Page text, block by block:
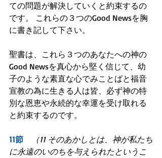
ての問題が解決していくと約束するの
です。 これらの３つのGood Newsを胸
に書き記して下さい。
聖書は、これら３つのあなたへの神の
Good Newsを真心から堅く信じて、幼
子のような素直な心でみことばと福音
宣教の為に生きる人は皆、必ず神の特
別な恩恵や永続的な幸運を受け取れる
と約束するのです。
11節
（11 そのあかしとは、神が私たち
に永遠のいのちを与えられたというこ